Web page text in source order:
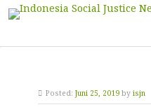
Posted: Juni 25, 2019 by isjn